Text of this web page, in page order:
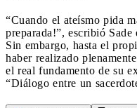
“Cuando el ateísmo pida
preparada!”, escribió
Sin embargo, hasta el
haber realizado
el real fundamento de su
“Diálogo entre un